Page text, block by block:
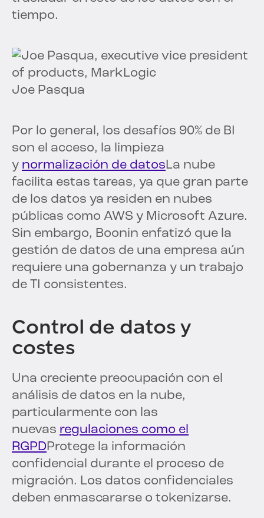
tiempo.
Joe Pasqua
Por lo general, los desafíos 90% de BI
son el acceso, la limpieza
y normalización de datosLa nube
facilita estas tareas, ya que gran parte
de los datos ya residen en nubes
públicas como AWS y Microsoft Azure.
Sin embargo, Boonin enfatizó que la
gestión de datos de una empresa aún
requiere una gobernanza y un trabajo
de TI consistentes.
Control de datos y
costes
Una creciente preocupación con el
análisis de datos en la nube,
particularmente con las
nuevas regulaciones como el
RGPDProtege la información
confidencial durante el proceso de
migración. Los datos confidenciales
deben enmascararse o tokenizarse.